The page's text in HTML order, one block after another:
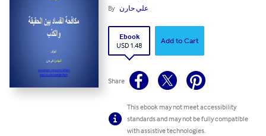
By علي حارن
Ebook
USD 1.48
Add to Cart
Share
This ebook may not meet accessibility
standards and may not be fully compatible
with assistive technologies.